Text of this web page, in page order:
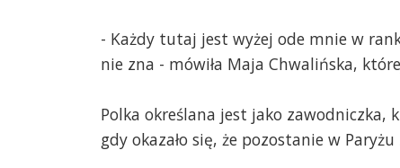
- Każdy tutaj jest wyżej ode mnie w
nie zna - mówiła Maja Chwalińska,
Polka określana jest jako zawodniczka,
gdy okazało się, że pozostanie w Paryżu